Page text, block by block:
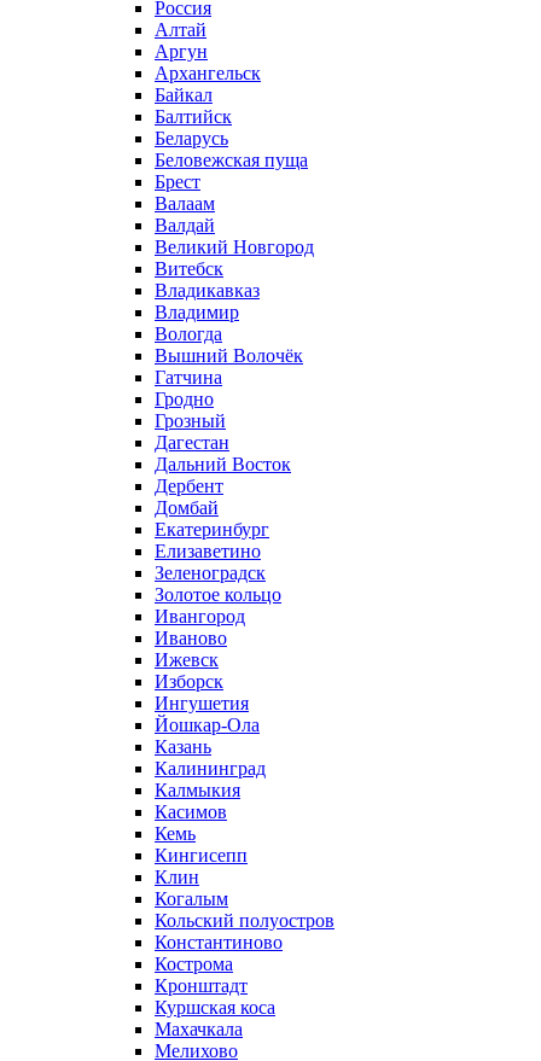
Россия
Алтай
Аргун
Архангельск
Байкал
Балтийск
Беларусь
Беловежская пуща
Брест
Валаам
Валдай
Великий Новгород
Витебск
Владикавказ
Владимир
Вологда
Вышний Волочёк
Гатчина
Гродно
Грозный
Дагестан
Дальний Восток
Дербент
Домбай
Екатеринбург
Елизаветино
Зеленоградск
Золотое кольцо
Ивангород
Иваново
Ижевск
Изборск
Ингушетия
Йошкар-Ола
Казань
Калининград
Калмыкия
Касимов
Кемь
Кингисепп
Клин
Когалым
Кольский полуостров
Константиново
Кострома
Кронштадт
Куршская коса
Махачкала
Мелихово